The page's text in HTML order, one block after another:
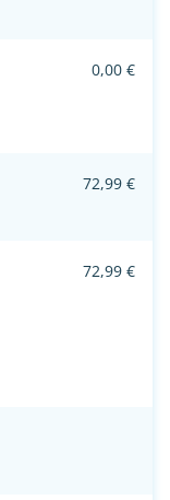
0,00 €
72,99 €
72,99 €